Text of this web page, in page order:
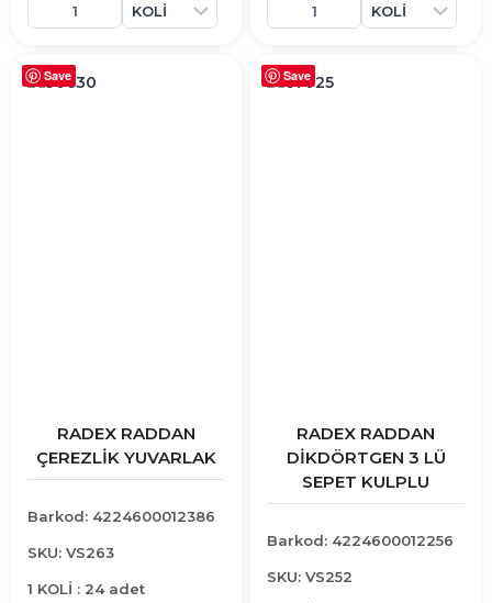
Save
RADEX RADDAN
ÇEREZLİK YUVARLAK
Barkod: 4224600012386
SKU: VS263
1 KOLİ : 24 adet
Save
RADEX RADDAN
DİKDÖRTGEN 3 LÜ
SEPET KULPLU
Barkod: 4224600012256
SKU: VS252